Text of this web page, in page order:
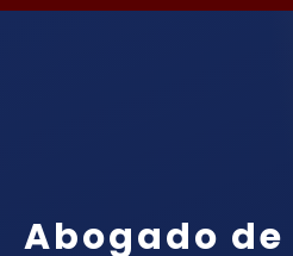
Abogado